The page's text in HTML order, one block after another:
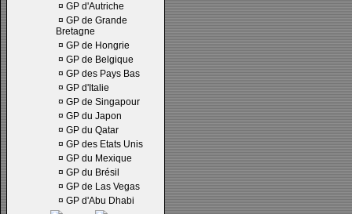
¤ GP d'Autriche
¤ GP de Grande
Bretagne
¤ GP de Hongrie
¤ GP de Belgique
¤ GP des Pays Bas
¤ GP d'Italie
¤ GP de Singapour
¤ GP du Japon
¤ GP du Qatar
¤ GP des Etats Unis
¤ GP du Mexique
¤ GP du Brésil
¤ GP de Las Vegas
¤ GP d'Abu Dhabi